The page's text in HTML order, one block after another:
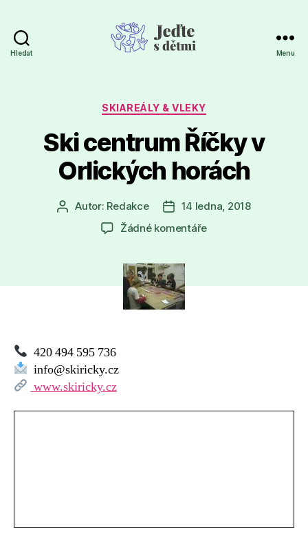
Hledat Menu
Rubriky
SKIAREÁLY & VLEKY
Ski centrum Říčky v
Orlických horách
Autor
příspěvku
Autor: Redakce
Datum
příspěvku
14 ledna, 2018
Žádné komentářeu
Ski
420 494 595 736
info@skiricky.cz
www.skiricky.cz